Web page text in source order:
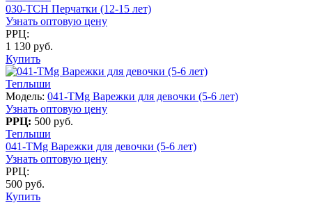
030-TCH Перчатки (12-15 лет)
Узнать оптовую цену
РРЦ:
1 130 руб.
Купить
Теплыши
Модель: 041-TMg Варежки для девочки (5-6 лет)
Узнать оптовую цену
РРЦ: 500 руб.
Теплыши
041-TMg Варежки для девочки (5-6 лет)
Узнать оптовую цену
РРЦ:
500 руб.
Купить